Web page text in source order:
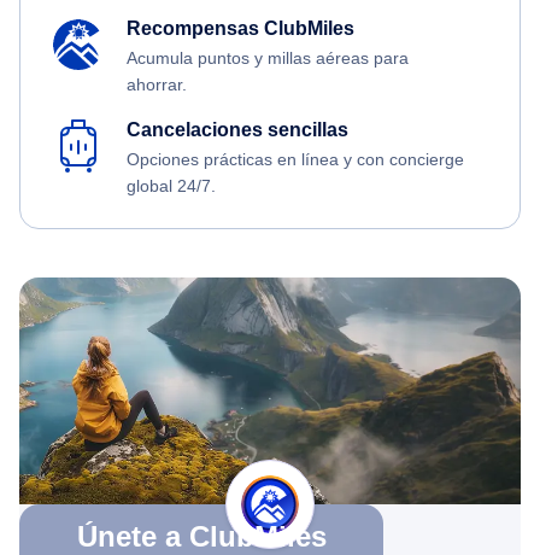
Recompensas ClubMiles
Acumula puntos y millas aéreas para
ahorrar.
Cancelaciones sencillas
Opciones prácticas en línea y con concierge
global 24/7.
Únete a ClubMiles